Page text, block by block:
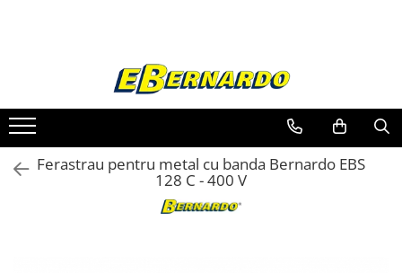
Prelucrare metal
Fierastraie pentru metal
Ferastraie mobile pentru metal
Fierastraie prelucrare metal
Ferastraie circulare pentru metal
Ferastrau pentru metal cu banda Bernardo EBS
128 C - 400 V